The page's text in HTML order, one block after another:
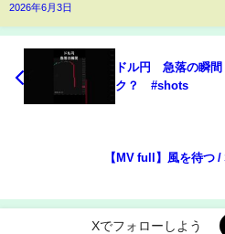
2026年6月3日
ドル円 急落の瞬間
ク？ #shots
【MV full】風を待つ /
Xでフォローしよう